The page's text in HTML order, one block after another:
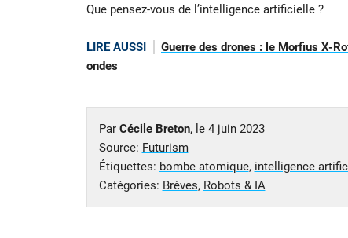
Que pensez-vous de l’intelligence artificielle ?
LIRE AUSSI
Guerre des drones : le Morfius X-
ondes
Par Cécile Breton, le 4 juin 2023
Source: Futurism
Étiquettes: bombe atomique, intelligence
Catégories: Brèves, Robots & IA